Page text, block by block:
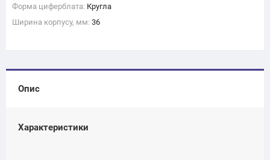
Форма циферблата: Кругла
Ширина корпусу, мм: 36
Опис
Характеристики